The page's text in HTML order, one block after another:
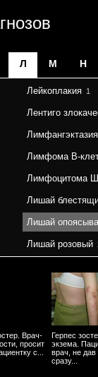
Л М Н
Лейкоплакия1
Лентиго
Лимфангэктазия
Лимфома B-
Лимфоцитома
Лишай
Лишай
Лишай розовый
Врач-
просит
с...
Герпес
экзема.
врач, не дав
сразу...